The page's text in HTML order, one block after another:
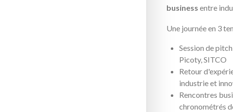
business entre
Une journée en 3
Session de
Picoty, SITCO
Retour
industrie et
Rencontres
chronométrés